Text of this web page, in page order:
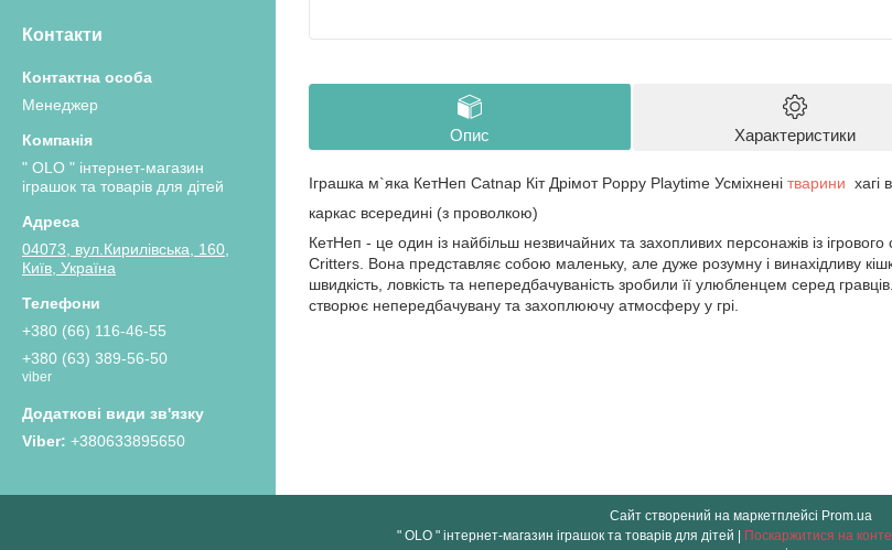
Контакти
Менеджер
" OLO " інтернет-магазин
іграшок та товарів для дітей
04073, вул.Кирилівська, 160,
Київ, Україна
+380 (66) 116-46-55
+380 (63) 389-56-50
viber
+380633895650
Опис Характеристики
Іграшка м`яка КетНеп Catnap Кіт Дрімот Poppy Playtime Усміхнені тварини хагі
каркас всередині (з проволкою)
КетНеп - це один із найбільш незвичайних та захопливих персонажів із ігрового
Critters. Вона представляє собою маленьку, але дуже розумну і винахідливу
швидкість, ловкість та непередбачуваність зробили її улюбленцем серед
створює непередбачувану та захоплюючу атмосферу у грі.
Сайт створений на маркетплейсі Prom.ua
" OLO " інтернет-магазин іграшок та товарів для дітей | Поскаржитися на